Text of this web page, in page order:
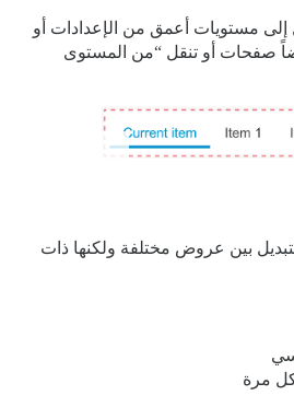
إلى مستويات أعمق من الإعدادات أو
صفحات أو تنقل “من المستوى
بين عروض مختلفة ولكنها ذات
مرة